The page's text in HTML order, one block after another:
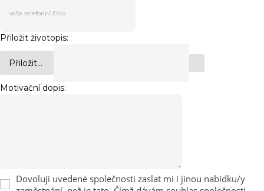
Přiložit životopis:
Přiložit...
Motivační dopis:
Dovoluji uvedené společnosti zaslat mi i jinou nabídku/y